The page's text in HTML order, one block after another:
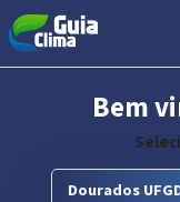
Bem
Dourados